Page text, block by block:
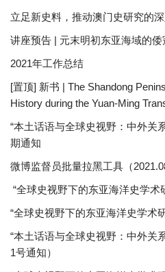
立足新史料，推动澳门史研究的
讲座预告 | 元末明初东亚海域的
2021年工作总结
[置顶] 新书 | The Shandong
History during the Yuan-Ming
“本土话语与全球史视野：中外关
期通知
微博监督员批量拉黑工具（
“全球史视野下的东亚海洋史学术
“全球史视野下的东亚海洋史学术
“本土话语与全球史视野：中外关
1号通知）